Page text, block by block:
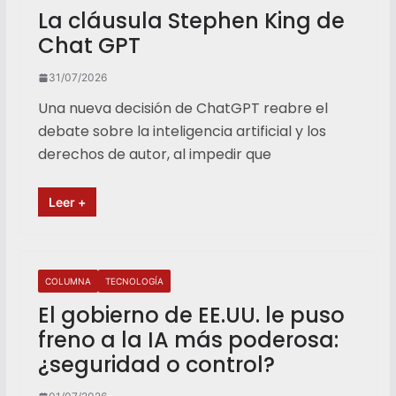
La cláusula Stephen King de
Chat GPT
31/07/2026
Una nueva decisión de ChatGPT reabre el
debate sobre la inteligencia artificial y los
derechos de autor, al impedir que
Leer +
COLUMNA TECNOLOGÍA
El gobierno de EE.UU. le puso
freno a la IA más poderosa:
¿seguridad o control?